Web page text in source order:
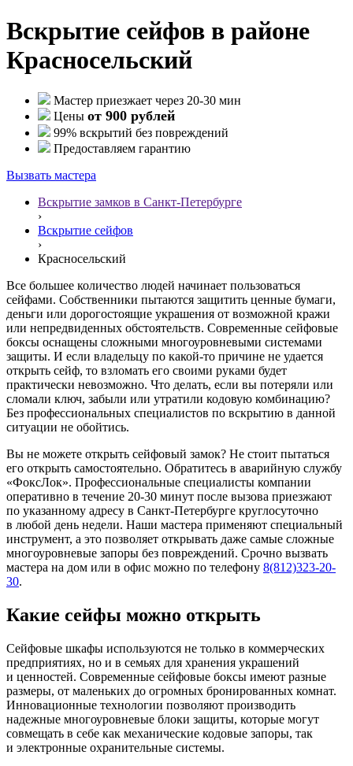
Вскрытие сейфов в районе
Красносельский
Мастер приезжает через 20-30 мин
Цены от 900 рублей
99% вскрытий без повреждений
Предоставляем гарантию
Вызвать мастера
Вскрытие замков в Санкт-Петербурге
›
Вскрытие сейфов
›
Красносельский
Все большее количество людей начинает пользоваться
сейфами. Собственники пытаются защитить ценные бумаги,
деньги или дорогостоящие украшения от возможной кражи
или непредвиденных обстоятельств. Современные сейфовые
боксы оснащены сложными многоуровневыми системами
защиты. И если владельцу по какой-то причине не удается
открыть сейф, то взломать его своими руками будет
практически невозможно. Что делать, если вы потеряли или
сломали ключ, забыли или утратили кодовую комбинацию?
Без профессиональных специалистов по вскрытию в данной
ситуации не обойтись.
Вы не можете открыть сейфовый замок? Не стоит пытаться
его открыть самостоятельно. Обратитесь в аварийную службу
«ФоксЛок». Профессиональные специалисты компании
оперативно в течение 20-30 минут после вызова приезжают
по указанному адресу в Санкт-Петербурге круглосуточно
в любой день недели. Наши мастера применяют специальный
инструмент, а это позволяет открывать даже самые сложные
многоуровневые запоры без повреждений. Срочно вызвать
мастера на дом или в офис можно по телефону 8(812)323-20-
30.
Какие сейфы можно открыть
Сейфовые шкафы используются не только в коммерческих
предприятиях, но и в семьях для хранения украшений
и ценностей. Современные сейфовые боксы имеют разные
размеры, от маленьких до огромных бронированных комнат.
Инновационные технологии позволяют производить
надежные многоуровневые блоки защиты, которые могут
совмещать в себе как механические кодовые запоры, так
и электронные охранительные системы.